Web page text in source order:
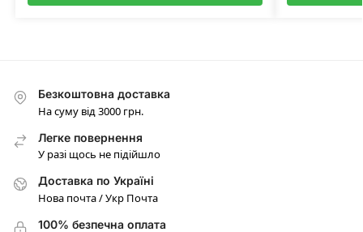
Безкоштовна доставка
На суму від 3000 грн.
Легке повернення
У разі щось не підійшло
Доставка по Україні
Нова почта / Укр Почта
100% безпечна оплата